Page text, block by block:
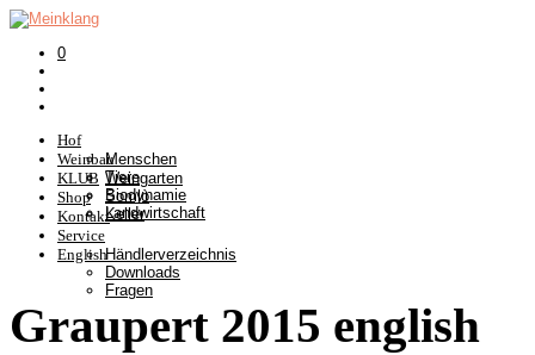
0
Hof
Menschen
Tiere
Biodynamie
Landwirtschaft
Weinbau
Weingarten
Somlò
Keller
KLUB
Shop
Kontakt
Service
Händlerverzeichnis
Downloads
Fragen
English
Graupert 2015 english